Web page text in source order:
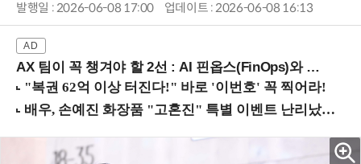
발행일 : 2026-06-08 17:00 업데이트 : 2026-06-08 16:13
AX 팀이 꼭 챙겨야 할 2선 : AI 핀옵스(FinOps)와 토큰 거버넌스 (8/21 잠실역)